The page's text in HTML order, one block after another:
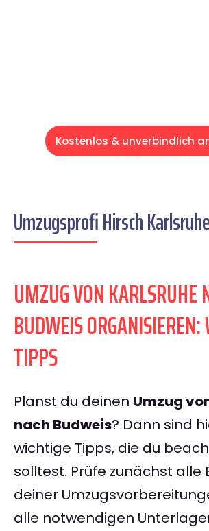
Kostenlos & unverbindlich
Umzugsprofi Hirsch Karlsruhe
UMZUG VON KARLSRUHE
BUDWEIS ORGANISIEREN:
TIPPS
Planst du deinen Umzug
nach Budweis? Dann sind
wichtige Tipps, die du
solltest. Prüfe zunächst alle
deiner
alle notwendigen